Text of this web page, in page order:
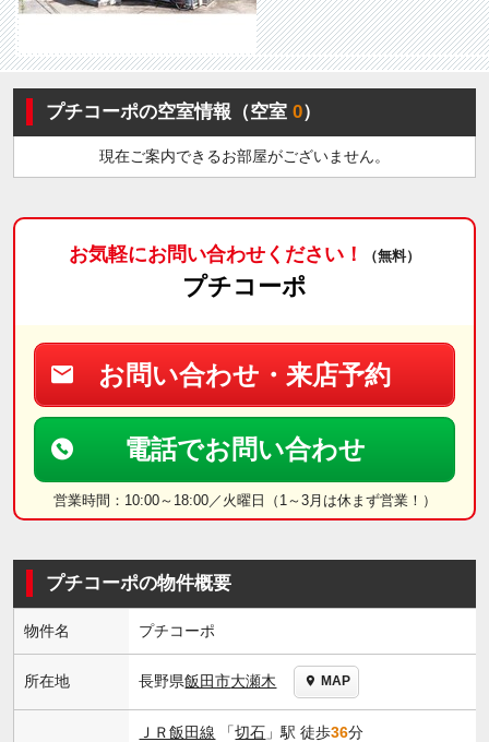
プチコーポの空室情報（空室0）
現在ご案内できるお部屋がございません。
お気軽にお問い合わせください！ （無料）
プチコーポ
お問い合わせ・来店予約
電話でお問い合わせ
営業時間：10:00～18:00／火曜日（1～3月は休まず営業！）
プチコーポの物件概要
物件名 プチコーポ
所在地 長野県飯田市大瀬木 MAP
ＪＲ飯田線 「切石 」駅 徒歩36分